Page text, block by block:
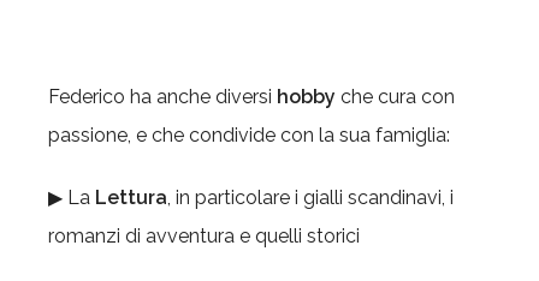
Federico ha anche diversi hobby che cura con
passione, e che condivide con la sua famiglia:
▶ La Lettura, in particolare i gialli scandinavi, i
romanzi di avventura e quelli storici